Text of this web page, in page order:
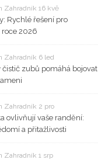
Zahradník 16 kvě
Rychlé řešení pro
2026
Zahradník 6 led
čistič zubů pomáhá bojovat
Zahradník 2 pro
ovlivňují vaše randění:
a přitažlivosti
Zahradník 1 srp